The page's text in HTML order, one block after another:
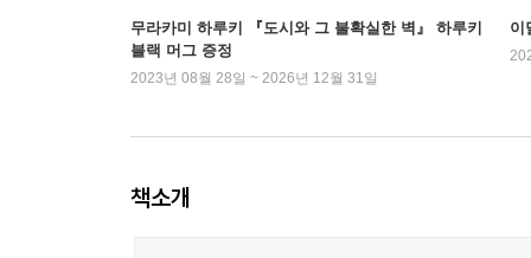
무라카미 하루키 『도시와 그 불확실한 벽』 하루키
블랙 머그 증정
2023년 08월 28일 ~ 2026년 12월 31일
이
책소개